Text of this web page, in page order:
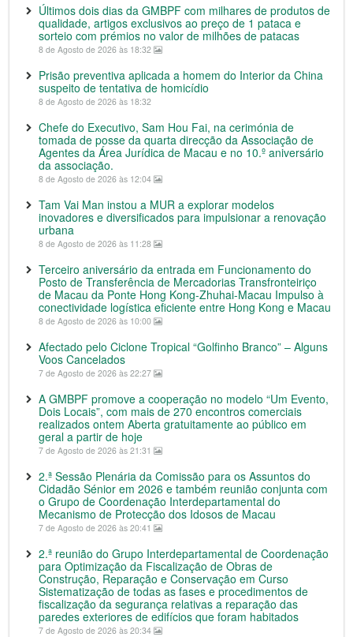
Últimos dois dias da GMBPF com milhares de produtos de
qualidade, artigos exclusivos ao preço de 1 pataca e
sorteio com prémios no valor de milhões de patacas
8 de Agosto de 2026 às 18:32
Prisão preventiva aplicada a homem do Interior da China
suspeito de tentativa de homicídio
8 de Agosto de 2026 às 18:32
Chefe do Executivo, Sam Hou Fai, na cerimónia de
tomada de posse da quarta direcção da Associação de
Agentes da Área Jurídica de Macau e no 10.º aniversário
da associação.
8 de Agosto de 2026 às 12:04
Tam Vai Man instou a MUR a explorar modelos
inovadores e diversificados para impulsionar a renovação
urbana
8 de Agosto de 2026 às 11:28
Terceiro aniversário da entrada em Funcionamento do
Posto de Transferência de Mercadorias Transfronteiriço
de Macau da Ponte Hong Kong-Zhuhai-Macau Impulso à
conectividade logística eficiente entre Hong Kong e Macau
8 de Agosto de 2026 às 10:00
Afectado pelo Ciclone Tropical “Golfinho Branco” – Alguns
Voos Cancelados
7 de Agosto de 2026 às 22:27
A GMBPF promove a cooperação no modelo “Um Evento,
Dois Locais”, com mais de 270 encontros comerciais
realizados ontem Aberta gratuitamente ao público em
geral a partir de hoje
7 de Agosto de 2026 às 21:31
2.ª Sessão Plenária da Comissão para os Assuntos do
Cidadão Sénior em 2026 e também reunião conjunta com
o Grupo de Coordenação Interdepartamental do
Mecanismo de Protecção dos Idosos de Macau
7 de Agosto de 2026 às 20:41
2.ª reunião do Grupo Interdepartamental de Coordenação
para Optimização da Fiscalização de Obras de
Construção, Reparação e Conservação em Curso
Sistematização de todas as fases e procedimentos de
fiscalização da segurança relativas a reparação das
paredes exteriores de edifícios que foram habitados
7 de Agosto de 2026 às 20:34